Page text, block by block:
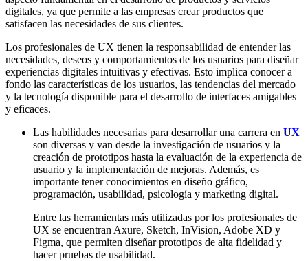
digitales, ya que permite a las empresas crear productos que
satisfacen las necesidades de sus clientes.
Los profesionales de UX tienen la responsabilidad de entender las
necesidades, deseos y comportamientos de los usuarios para diseñar
experiencias digitales intuitivas y efectivas. Esto implica conocer a
fondo las características de los usuarios, las tendencias del mercado
y la tecnología disponible para el desarrollo de interfaces amigables
y eficaces.
Las habilidades necesarias para desarrollar una carrera en UX
son diversas y van desde la investigación de usuarios y la
creación de prototipos hasta la evaluación de la experiencia de
usuario y la implementación de mejoras. Además, es
importante tener conocimientos en diseño gráfico,
programación, usabilidad, psicología y marketing digital.
Entre las herramientas más utilizadas por los profesionales de
UX se encuentran Axure, Sketch, InVision, Adobe XD y
Figma, que permiten diseñar prototipos de alta fidelidad y
hacer pruebas de usabilidad.